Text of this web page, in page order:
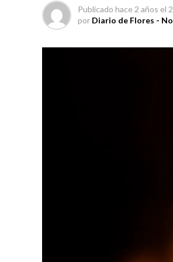
Publicado hace 2 años el
por Diario de Flores -